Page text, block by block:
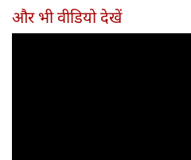
और भी वीडियो देखें